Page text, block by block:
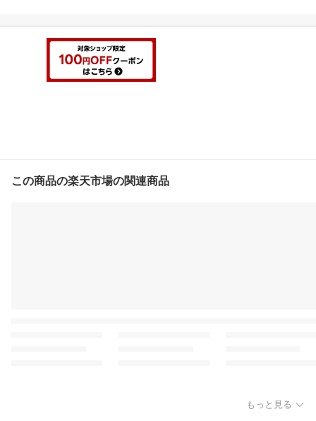
この商品の楽天市場の関連商品
もっと見る